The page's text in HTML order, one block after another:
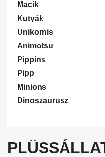
Macik
Kutyák
Unikornis
Animotsu
Pippins
Pipp
Minions
Dinoszaurusz